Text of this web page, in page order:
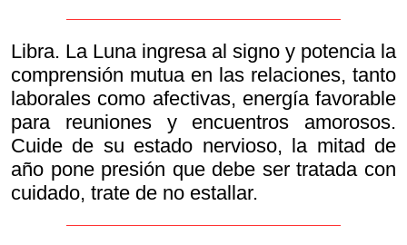
Libra. La Luna ingresa al signo y potencia la
comprensión mutua en las relaciones, tanto
laborales como afectivas, energía favorable
para reuniones y encuentros amorosos.
Cuide de su estado nervioso, la mitad de
año pone presión que debe ser tratada con
cuidado, trate de no estallar.